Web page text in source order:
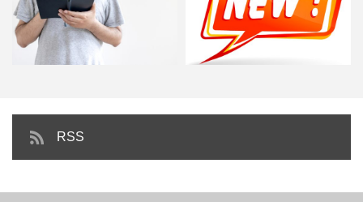
【車好き目線】おすすめの車種ま
RSS